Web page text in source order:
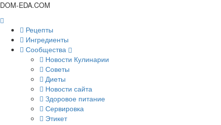
DOM-EDA.COM
Рецепты
Ингредиенты
Сообщества
Новости Кулинарии
Советы
Диеты
Новости сайта
Здоровое питание
Сервировка
Этикет